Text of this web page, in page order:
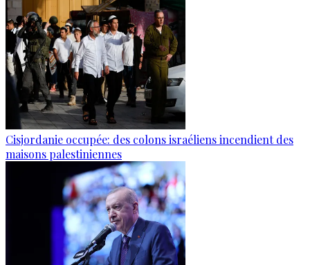
Cisjordanie occupée: des colons israéliens incendient des
maisons palestiniennes